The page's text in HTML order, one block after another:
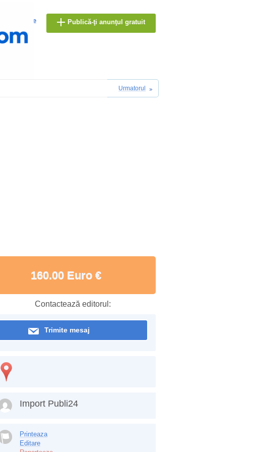
Autentificare Publică-ţi anunţul gratuit
Urmatorul
160.00 Euro €
Contactează editorul:
Trimite mesaj
Import Publi24
Printeaza
Editare